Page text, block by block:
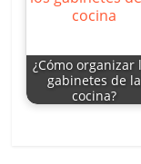
¿Cómo organizar
gabinetes de la
cocina?